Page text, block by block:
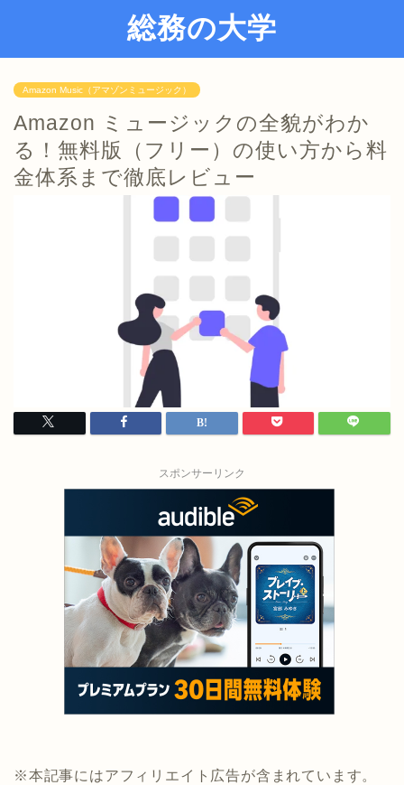
総務の大学
Amazon Music（アマゾンミュージック）
Amazon ミュージックの全貌がわか
る！無料版（フリー）の使い方から料
金体系まで徹底レビュー
スポンサーリンク
※本記事にはアフィリエイト広告が含まれています。